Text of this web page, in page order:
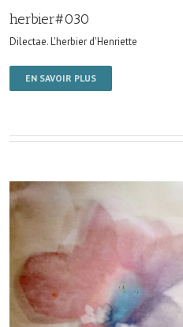
herbier#030
Dilectae. L'herbier d'Henriette
EN SAVOIR PLUS